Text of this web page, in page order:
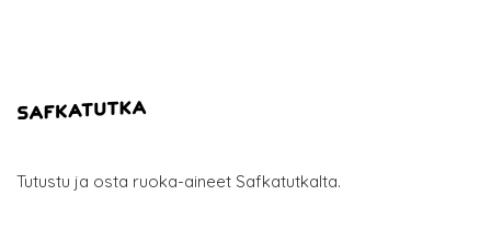
Tutustu ja osta ruoka-aineet Safkatutkalta.